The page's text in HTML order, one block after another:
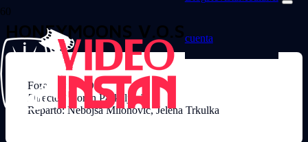
cuenta
HONEYMOONS V.O.S.
Formato: DVD
Director: Goran Paskaljevic
Reparto: Nebojsa Milonovic, Jelena Trkulka